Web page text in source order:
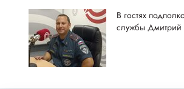
В гостях
службы Дмитрий